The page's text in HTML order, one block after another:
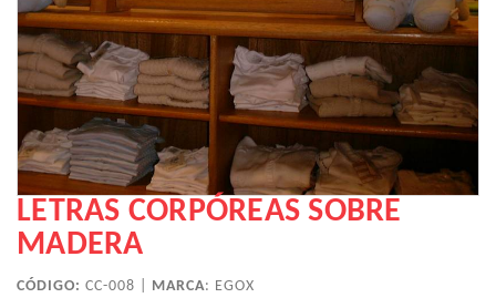
LETRAS CORPÓREAS SOBRE
MADERA
CÓDIGO: CC-008 | MARCA: EGOX